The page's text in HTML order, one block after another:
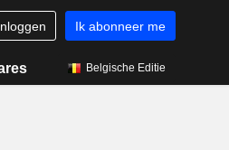
Ik abonneer me
Belgische Editie